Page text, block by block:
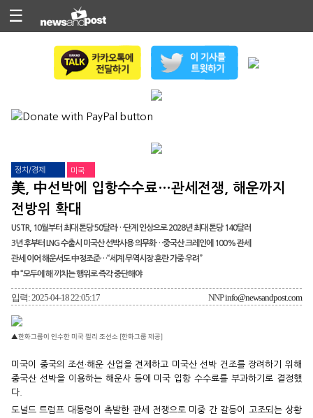
☰
정치/경제 미국
美, 中선박에 입항수수료…관세전쟁, 해운까지
전방위 확대
USTR, 10월부터 최대 톤당 50달러…단계 인상으로 2028년 최대 톤당 140달러
3년 후부터 LNG 수출시 미국산 선박사용 의무화…중국산 크레인에 100% 관세
관세 이어 해운서도 中정조준…“세계 무역시장 혼란 가중 우려”
中 “모두에 해 끼치는 행위로 즉각 중단해야
입력: 2025-04-18 22:05:17 NNPinfo@newsandpost.com
▲한화그룹이 인수한 미국 필리 조선소 [한화그룹 제공]
미국이 중국의 조선·해운 산업을 견제하고 미국산 선박 건조를 장려하기 위해
중국산 선박을 이용하는 해운사 등에 미국 입항 수수료를 부과하기로 결정했
다.
도널드 트럼프 대통령이 촉발한 관세 전쟁으로 미중 간 갈등이 고조되는 상황